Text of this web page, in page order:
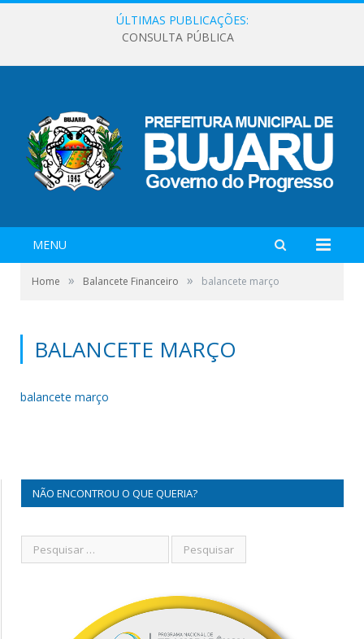
ÚLTIMAS PUBLICAÇÕES:
CONSULTA PÚBLICA
MENU
Home » Balancete Financeiro » balancete março
BALANCETE MARÇO
balancete março
NÃO ENCONTROU O QUE QUERIA?